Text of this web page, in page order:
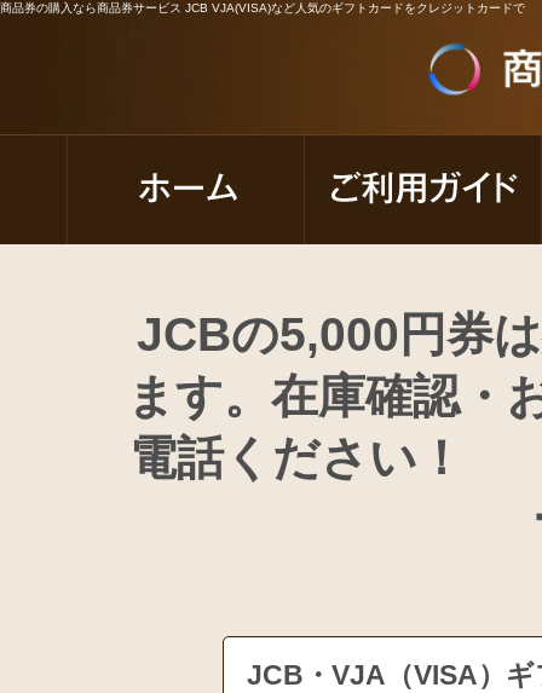
商品券の購入なら商品券サービス JCB VJA(VISA)など人気のギフトカードをクレジットカードで
JCBの5,000円券
ます。在庫確認・
電話くだ
JCB・VJA（VISA）